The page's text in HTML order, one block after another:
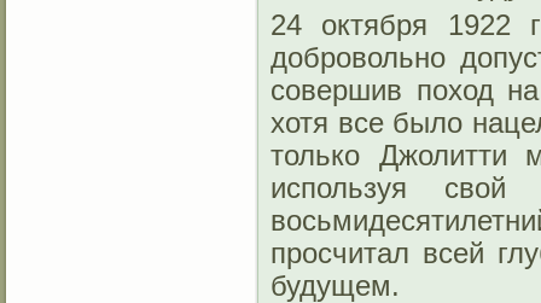
24 октября 1922
добровольно
совершив поход
хотя все было
только Джолитти
используя
просчитал всей
будущем.